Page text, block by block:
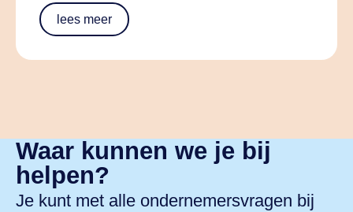
lees meer
Waar kunnen we je bij
helpen?
Je kunt met alle ondernemersvragen bij